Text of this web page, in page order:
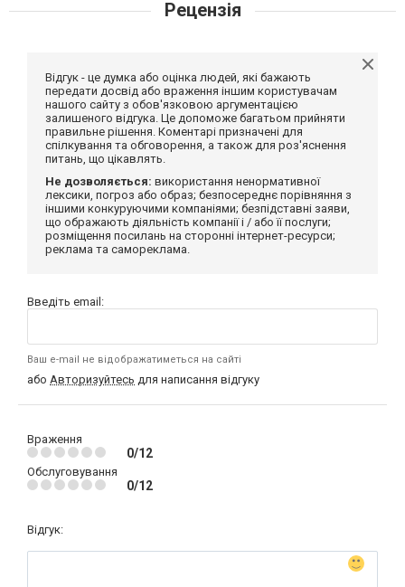
Рецензія
Відгук - це думка або оцінка людей, які бажають
передати досвід або враження іншим користувачам
нашого сайту з обов'язковою аргументацією
залишеного відгука. Це допоможе багатьом прийняти
правильне рішення. Коментарі призначені для
спілкування та обговорення, а також для роз'яснення
питань, що цікавлять.
Не дозволяється: використання ненормативної
лексики, погроз або образ; безпосереднє порівняння з
іншими конкуруючими компаніями; безпідставні заяви,
що ображають діяльність компанії і / або її послуги;
розміщення посилань на сторонні інтернет-ресурси;
реклама та самореклама.
Введіть email:
Ваш e-mail не відображатиметься на сайті
або Авторизуйтесь для написання відгуку
Враження
0/12
Обслуговування
0/12
Відгук: